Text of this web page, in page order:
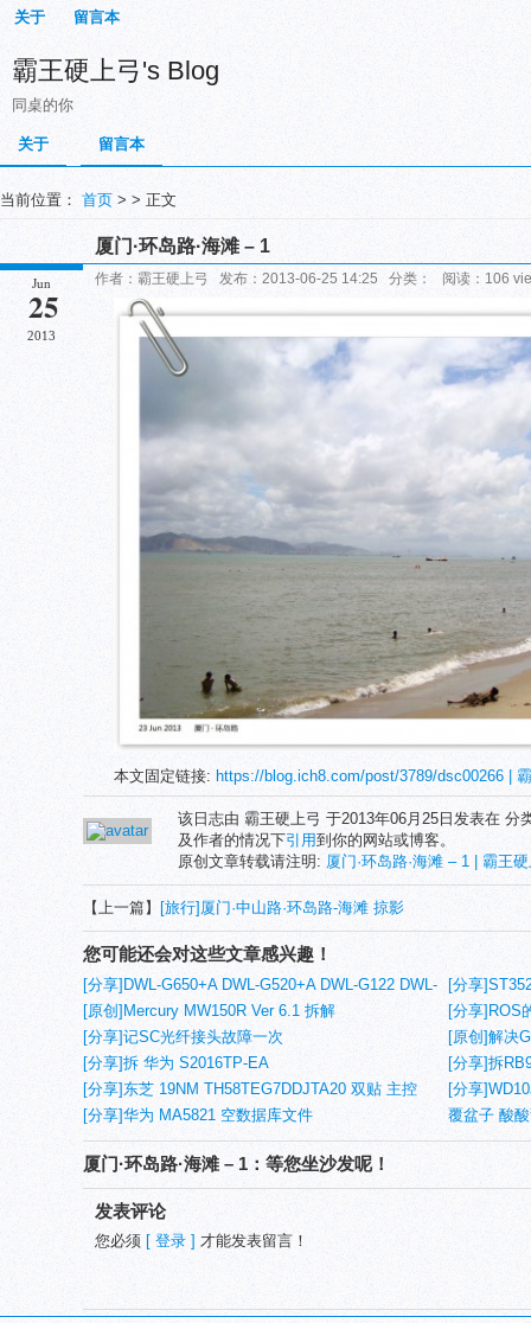
关于 留言本
霸王硬上弓's Blog
同桌的你
关于 留言本
当前位置： 首页 > > 正文
厦门·环岛路·海滩 – 1
Jun
25
2013
作者：霸王硬上弓 发布：2013-06-25 14:25 分类： 阅读：106
本文固定链接: https://blog.ich8.com/post/3789/dsc00266 |
该日志由 霸王硬上弓 于2013年06月25日发表在 分
及作者的情况下引用到你的网站或博客。
原创文章转载请注明: 厦门·环岛路·海滩 – 1 | 霸王
【上一篇】 [旅行]厦门·中山路·环岛路-海滩 掠影
您可能还会对这些文章感兴趣！
[分享]DWL-G650+A DWL-G520+A DWL-G122 DWL-
2000AP+A DI-624+A DI-724UP+A 详细参数
[分享
[原创]Mercury MW150R Ver 6.1 拆解
[分享]ROS
[分享]记SC光纤接头故障一次
[原创]解决
芯片兼容问
[分享]拆 华为 S2016TP-EA
[分享]拆
[分享]东芝 19NM TH58TEG7DDJTA20 双贴 主控
IS903 32G U盘(1)
[分享
[分享]华为 MA5821 空数据库文件
覆盆子 酸
厦门·环岛路·海滩 – 1：等您坐沙发呢！
发表评论
您必须 [ 登录 ] 才能发表留言！